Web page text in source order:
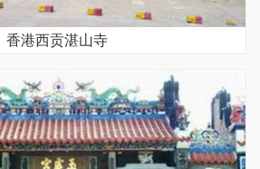
香港西贡湛山寺